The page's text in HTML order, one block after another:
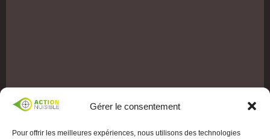
Gérer le consentement
Pour offrir les meilleures expériences, nous utilisons des technologies